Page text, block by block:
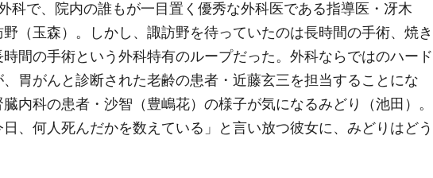
科で、院内の誰もが一目置く優秀な外科医である指導医・冴木
野（玉森）。しかし、諏訪野を待っていたのは長時間の手術、焼き
間の手術という外科特有のループだった。外科ならではのハード
胃がんと診断された老齢の患者・近藤玄三を担当することにな
内科の患者・沙智（豊嶋花）の様子が気になるみどり（池田）。
、何人死んだかを数えている」と言い放つ彼女に、みどりはどう